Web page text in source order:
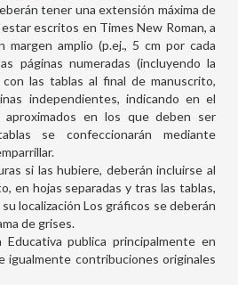
tener una extensión máxima de
escritos en Times New Roman, a
margen amplio (p.ej., 5 cm por cada
páginas numeradas (incluyendo la
las tablas al final de manuscrito,
independientes, indicando en el
en los que deben ser
se confeccionarán mediante
si las hubiere, deberán incluirse al
en hojas separadas y tras las tablas,
localización Los gráficos se deberán
de grises.
Educativa publica principalmente en
igualmente contribuciones originales